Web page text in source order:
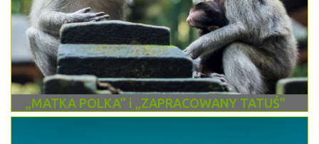
„MATKA POLKA” i „ZAPRACOWANY TATUŚ”